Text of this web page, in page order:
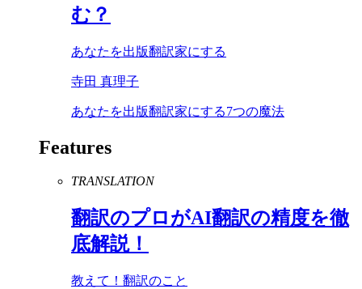
む？
あなたを出版翻訳家にする
寺田 真理子
あなたを出版翻訳家にする7つの魔法
Features
TRANSLATION
翻訳のプロがAI翻訳の精度を徹
底解説！
教えて！翻訳のこと